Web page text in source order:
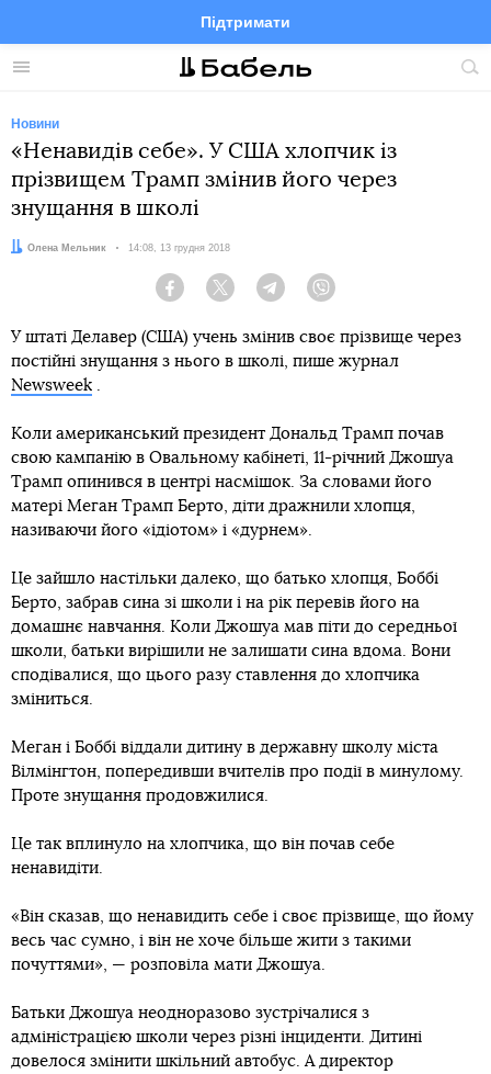
Меню
Підтримати
FacebookTelegramTwitter
Новини
«Ненавидів себе». У США хлопчик із
прізвищем Трамп змінив його через
знущання в школі
Автор:
Олена Мельник Дата:
14:08, 13 грудня 2018
Facebook Twitter Telegram
У штаті Делавер (США) учень змінив своє прізвище через
постійні знущання з нього в школі, пише журнал
Newsweek .
Коли американський президент Дональд Трамп почав
свою кампанію в Овальному кабінеті, 11-річний Джошуа
Трамп опинився в центрі насмішок. За словами його
матері Меган Трамп Берто, діти дражнили хлопця,
називаючи його «ідіотом» і «дурнем».
Це зайшло настільки далеко, що батько хлопця, Боббі
Берто, забрав сина зі школи і на рік перевів його на
домашнє навчання. Коли Джошуа мав піти до середньої
школи, батьки вирішили не залишати сина вдома. Вони
сподівалися, що цього разу ставлення до хлопчика
зміниться.
Меган і Боббі віддали дитину в державну школу міста
Вілмінгтон, попередивши вчителів про події в минулому.
Проте знущання продовжилися.
Це так вплинуло на хлопчика, що він почав себе
ненавидіти.
«Він сказав, що ненавидить себе і своє прізвище, що йому
весь час сумно, і він не хоче більше жити з такими
почуттями», — розповіла мати Джошуа.
Батьки Джошуа неодноразово зустрічалися з
адміністрацією школи через різні інциденти. Дитині
довелося змінити шкільний автобус. А директор